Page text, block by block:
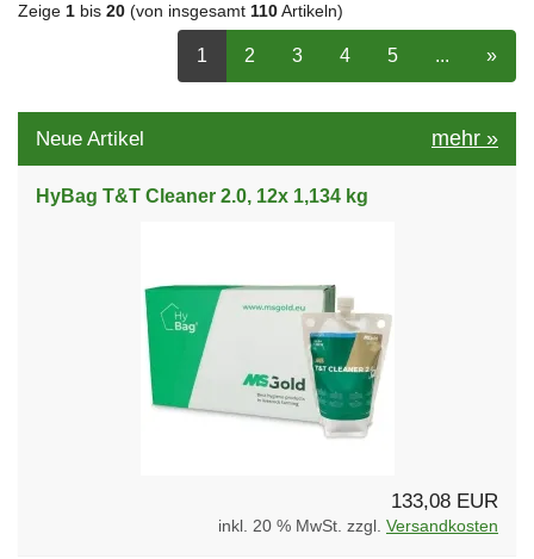
Zeige 1 bis 20 (von insgesamt 110 Artikeln)
ausgewählt Seite
1 Seite
2 auswählen
Seite
3auswählen
Seite
4auswählen
Seite
5auswählen
Nächste 5
... »
Neue Artikel mehr »
HyBag T&T Cleaner 2.0, 12x 1,134 kg
133,08 EUR
inkl. 20 % MwSt. zzgl. Versandkosten